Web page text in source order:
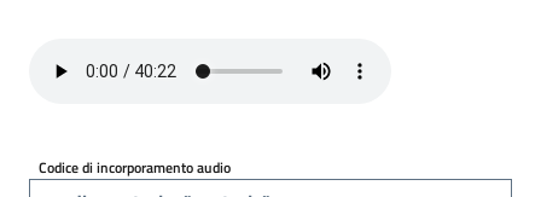
Per
Codice di incorporamento audio